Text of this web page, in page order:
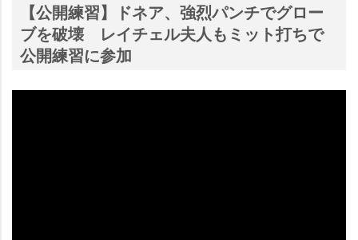
【公開練習】ドネア、強烈パンチでグロー
ブを破壊 レイチェル夫人もミット打ちで
公開練習に参加